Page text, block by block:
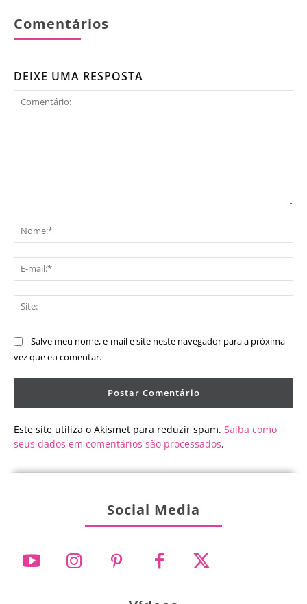
Comentários
DEIXE UMA RESPOSTA
Salve meu nome, e-mail e site neste navegador para a próxima
vez que eu comentar.
Este site utiliza o Akismet para reduzir spam. Saiba como
seus dados em comentários são processados.
Social Media